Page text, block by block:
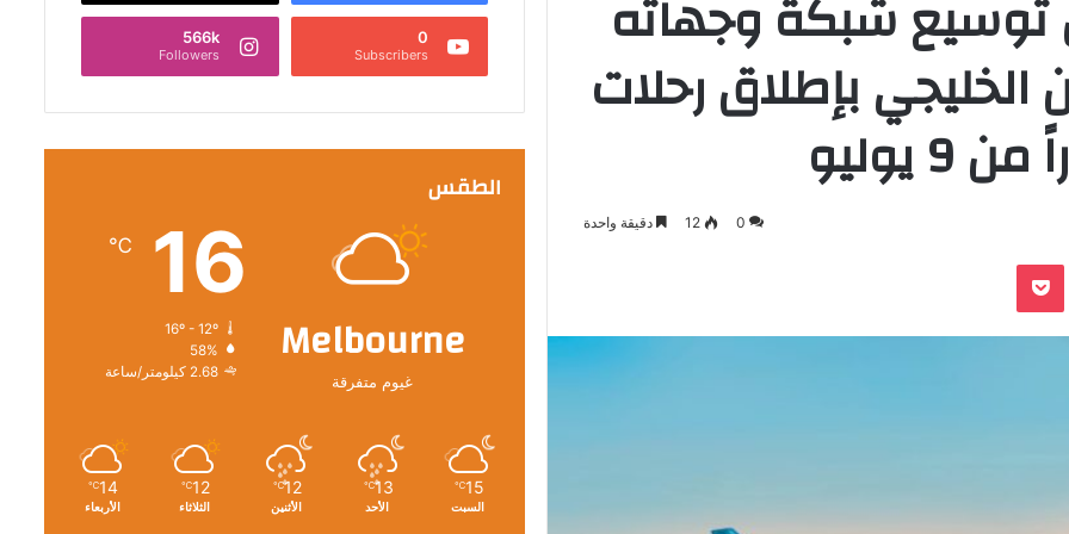
توسيع شبكة وجهاته
بإطلاق رحلات
0
12 دقيقة واحدة
‫Pocket
0
Subscribers
566k
Followers
الطقس
Melbourne
غيوم متفرقة
16
℃
16º - 12º
58%
2.68 كيلومتر/ساعة
15
℃
السبت
13
℃
الأحد
12
℃
الأثنين
12
℃
الثلاثاء
14
℃
الأربعاء